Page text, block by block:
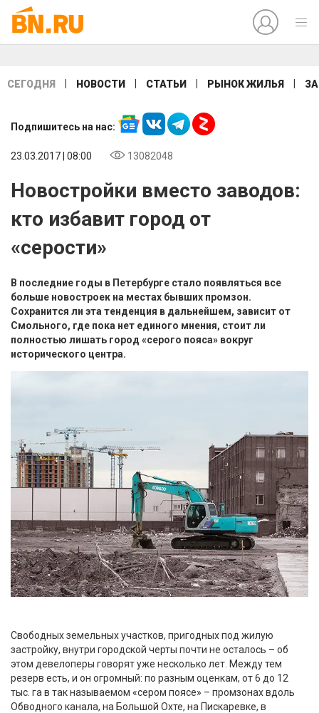
СЕГОДНЯ НОВОСТИ СТАТЬИ РЫНОК ЖИЛЬЯ
Подпишитесь на нас:
23.03.2017 | 08:00 13082048
Новостройки вместо заводов:
кто избавит город от
«серости»
В последние годы в Петербурге стало появляться все
больше новостроек на местах бывших промзон.
Сохранится ли эта тенденция в дальнейшем, зависит от
Смольного, где пока нет единого мнения, стоит ли
полностью лишать город «серого пояса» вокруг
исторического центра.
Свободных земельных участков, пригодных под жилую
застройку, внутри городской черты почти не осталось – об
этом девелоперы говорят уже несколько лет. Между тем
резерв есть, и он огромный: по разным оценкам, от 6 до 12
тыс. га в так называемом «сером поясе» – промзонах вдоль
Обводного канала, на Большой Охте, на Пискаревке, в